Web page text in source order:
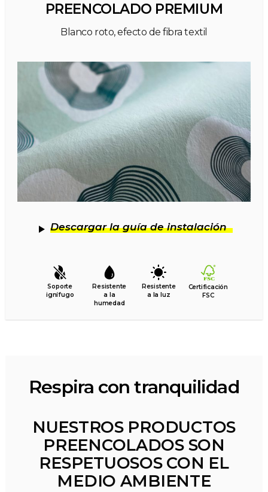
PREENCOLADO PREMIUM
Blanco roto, efecto de fibra textil
Descargar la guía de instalación
Soporte
ignífugo
Resistente
a la
humedad
Resistente
a la luz
Certificación
FSC
Respira con tranquilidad
NUESTROS PRODUCTOS
PREENCOLADOS SON
RESPETUOSOS CON EL
MEDIO AMBIENTE